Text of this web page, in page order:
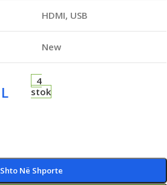
HDMI, USB
New
L
4
stok
Shto Në Shporte